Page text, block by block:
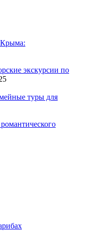
экскурсии по
туры для